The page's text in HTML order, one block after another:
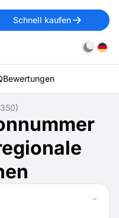
Schnell kaufen
Bewertungen